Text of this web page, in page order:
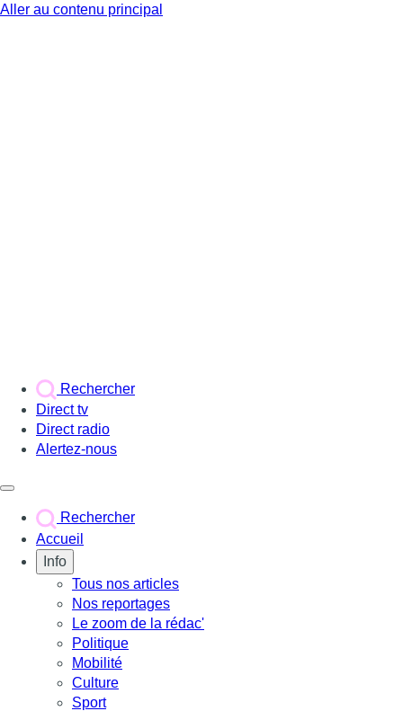
Aller au contenu principal
Rechercher
Direct tv
Direct radio
Alertez-nous
Rechercher
Accueil
Info
Tous nos articles
Nos reportages
Le zoom de la rédac'
Politique
Mobilité
Culture
Sport